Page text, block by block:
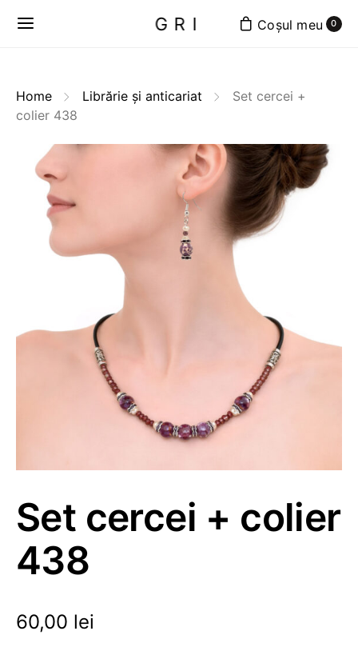
GRI 0
Home Librărie și anticariat
Set cercei +
colier 438
Set cercei + colier
438
60,00 lei